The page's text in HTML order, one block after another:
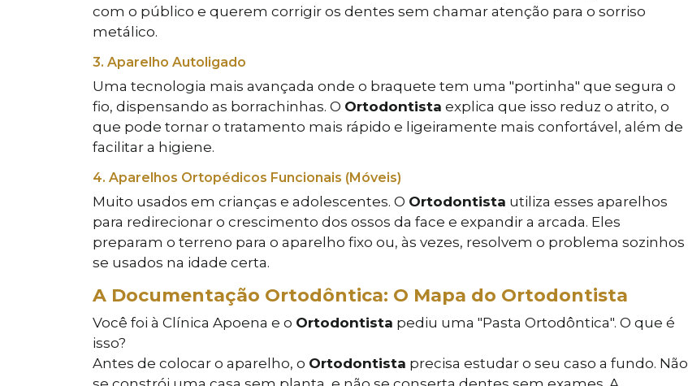
com o público e querem corrigir os dentes sem chamar atenção para o sorriso
metálico.
3. Aparelho Autoligado
Uma tecnologia mais avançada onde o braquete tem uma "portinha" que segura o
fio, dispensando as borrachinhas. O Ortodontista explica que isso reduz o atrito, o
que pode tornar o tratamento mais rápido e ligeiramente mais confortável, além de
facilitar a higiene.
4. Aparelhos Ortopédicos Funcionais (Móveis)
Muito usados em crianças e adolescentes. O Ortodontista utiliza esses aparelhos
para redirecionar o crescimento dos ossos da face e expandir a arcada. Eles
preparam o terreno para o aparelho fixo ou, às vezes, resolvem o problema sozinhos
se usados na idade certa.
A Documentação Ortodôntica: O Mapa do Ortodontista
Você foi à Clínica Apoena e o Ortodontista pediu uma "Pasta Ortodôntica". O que é
isso?
Antes de colocar o aparelho, o Ortodontista precisa estudar o seu caso a fundo. Não